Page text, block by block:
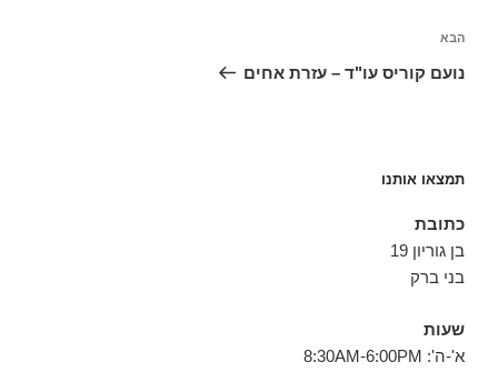
הפוסט
הבא
הבא
נועם קוריס עו"ד – עזרת אחים
תמצאו אותנו
כתובת
בן גוריון 19
בני ברק
שעות
א'-ה': 8:30AM-6:00PM